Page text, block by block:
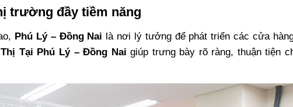
trường đầy tiềm năng
Phú Lý – Đồng Nai là nơi lý tưởng để phát triển các cửa
Tại Phú Lý – Đồng Nai giúp trưng bày rõ ràng, thuận tiện